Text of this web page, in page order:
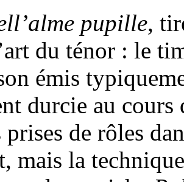
pupille,
du ténor : le
émis
durcie au cours
prises de rôles
mais la